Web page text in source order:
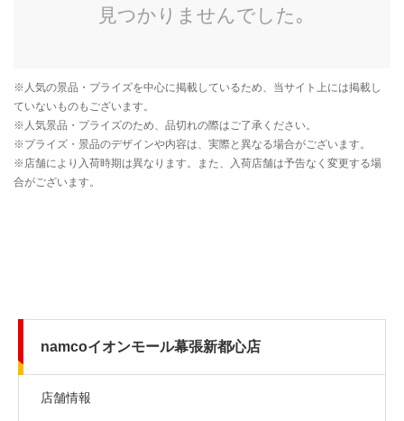
namcoイオンモール幕張新都心店
店舗情報